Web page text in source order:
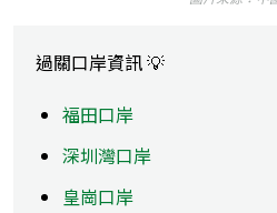
過關口岸資訊 💡
福田口岸
深圳灣口岸
皇崗口岸